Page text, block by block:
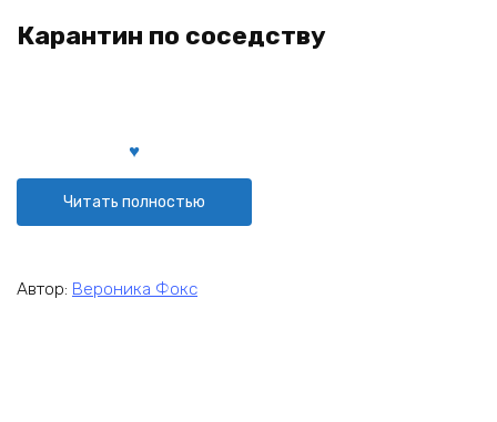
Карантин по соседству
Читать полностью
Автор: Вероника Фокс